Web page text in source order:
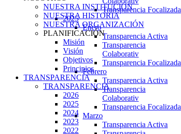
Transparencia Focalizada
2025
Enero
Transparencia Activa
Transparencia
Colaborativ
Transparencia Focalizada
Febrero
Transparencia Activa
Transparencia
Colaborativ
Transparencia Focalizada
Marzo
Transparencia Activa
NUESTRA INSTITUCIÓN
NUESTRA HISTORIA
NUESTRA ORGANIZACIÓN
PLANIFICACIÓN
Misión
Visión
Objetivos
Principios
TRANSPARENCIA
TRANSPARENCIA
2026
2025
2024
2023
2022